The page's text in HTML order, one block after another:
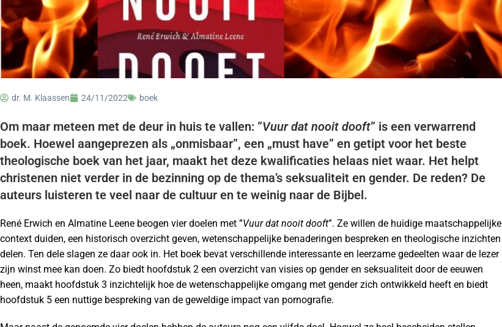
dr. M. Klaassen 24/11/2022 boek
Om maar meteen met de deur in huis te vallen: ”Vuur dat nooit dooft” is een verwarrend
boek. Hoewel aangeprezen als „onmisbaar”, een „must have” en getipt voor het beste
theologische boek van het jaar, maakt het deze kwalificaties helaas niet waar. Het helpt
christenen niet verder in de bezinning op de thema’s seksualiteit en gender. De reden? De
auteurs luisteren te veel naar de cultuur en te weinig naar de Bijbel.
René Erwich en Almatine Leene beogen vier doelen met ”Vuur dat nooit dooft”. Ze willen de huidige maatschappelijke
context duiden, een historisch overzicht geven, wetenschappelijke benaderingen bespreken en theologische inzichten
delen. Ten dele slagen ze daar ook in. Het boek bevat verschillende interessante en leerzame gedeelten waar de lezer
zijn winst mee kan doen. Zo biedt hoofdstuk 2 een overzicht van visies op gender en seksualiteit door de eeuwen
heen, maakt hoofdstuk 3 inzichtelijk hoe de wetenschappelijke omgang met gender zich ontwikkeld heeft en biedt
hoofdstuk 5 een nuttige bespreking van de geweldige impact van pornografie.